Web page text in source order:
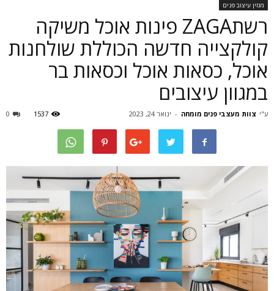
מגזין עיצוב פנים
רשתZAGA פינות אוכל משיקה
קולקצייה חדשה הכוללת שולחנות
אוכל, כסאות אוכל וכסאות בר
במגוון עיצובים
ע"י צוות מעצבי פנים מומחה - ינואר 24, 2023 0 1537